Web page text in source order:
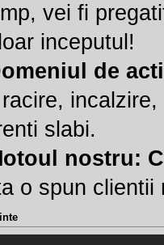
vei fi
inceputul!
de
slabi.
nostru:
o spun clientii